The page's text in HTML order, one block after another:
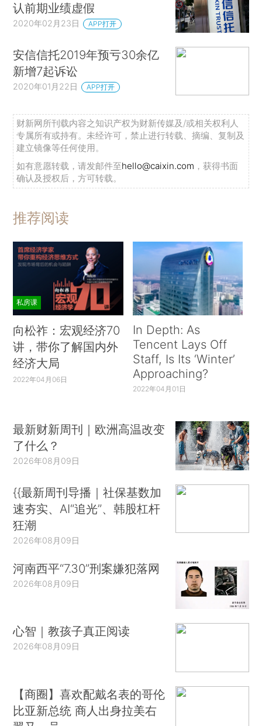
认前期业绩虚假
2020年02月23日 APP打开
安信信托2019年预亏30余亿
新增7起诉讼
2020年01月22日 APP打开
财新网所刊载内容之知识产权为财新传媒及/或相关权利人
专属所有或持有。未经许可，禁止进行转载、摘编、复制及
建立镜像等任何使用。
如有意愿转载，请发邮件至hello@caixin.com ，获得书面
确认及授权后，方可转载。
推荐阅读
私房课
向松祚：宏观经济70
讲，带你了解国内外
经济大局
2022年04月06日
In Depth: As
Tencent Lays Off
Staff, Is Its ‘Winter’
Approaching?
2022年04月01日
最新财新周刊｜欧洲高温改变
了什么？
2026年08月09日
{{最新周刊导播｜社保基数加
速夯实、AI“追光”、韩股杠杆
狂潮
2026年08月09日
河南西平“7.30”刑案嫌犯落网
2026年08月09日
心智｜教孩子真正阅读
2026年08月09日
【商圈】喜欢配戴名表的哥伦
比亚新总统 商人出身拉美右